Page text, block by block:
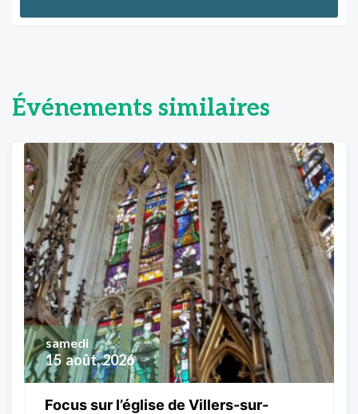
Événements similaires
15 août, 2026
samedi
Focus sur l’église de Villers-sur-